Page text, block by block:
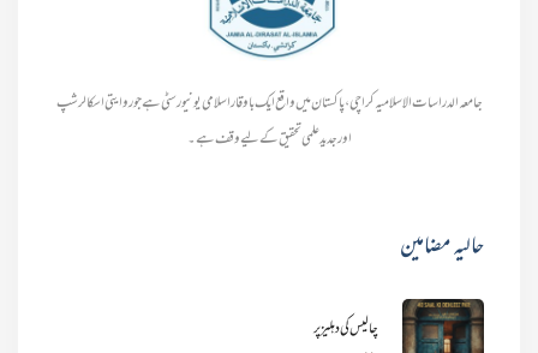
جامعہ الدراسات الاسلامیہ کراچی، پاکستان میں واقع ایک باوقار اسلامی یونیورسٹی ہے جو روایتی اسکالرشپ
اور جدید علمی تحقیق کے لیے وقف ہے۔
حالیہ مضامین
چالیس کی دہلیز پر